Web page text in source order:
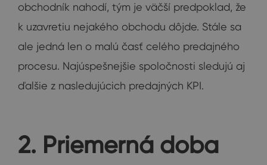
obchodník nahodí, tým je väčší predpoklad, že
k uzavretiu nejakého obchodu dôjde. Stále sa
ale jedná len o malú časť celého predajného
procesu. Najúspešnejšie spoločnosti sledujú aj
ďalšie z nasledujúcich predajných KPI.
2. Priemerná doba